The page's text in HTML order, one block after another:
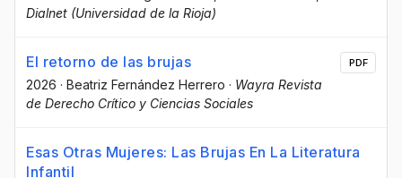
Dialnet (Universidad de la Rioja)
El retorno de las brujas
2026 · Beatriz Fernández Herrero · Wayra Revista
de Derecho Crítico y Ciencias Sociales
PDF
Esas Otras Mujeres: Las Brujas En La Literatura
Infantil